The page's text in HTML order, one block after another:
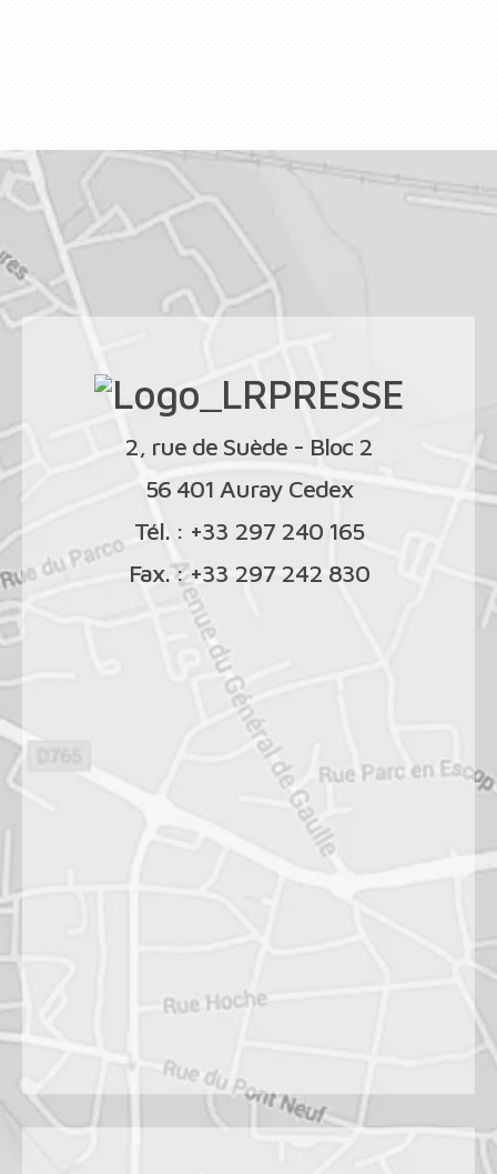
2, rue de Suède - Bloc 2
56 401 Auray Cedex
Tél. : +33 297 240 165
Fax. : +33 297 242 830